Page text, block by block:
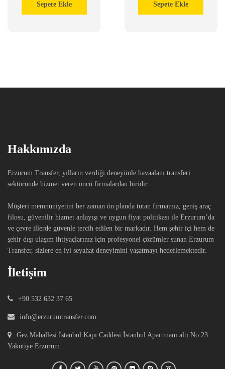
Sepete Ekle Sepete Ekle
Hakkımızda
Erzurum Transfer, yılların verdiği deneyimle havaalanı transferi
sektöründe hizmet veren öncü firmalardan biridir.
Müşteri memnuniyetini her zaman ön planda tutan firmamız, geniş araç
filosu, güvenilir hizmet anlayışı ve uygun fiyat politikası ile Erzurum’da
ve çevre illerde güvenle tercih edilen bir markadır. Hem şehir içi hem de
şehir dışı ulaşım ihtiyaçlarınız için profesyonel çözümler sunan Erzurum
Transfer, sizlere en iyi seyahat deneyimini yaşatmayı hedeflemektedir.
İletişim
+90 532 632 37 65
info@erzurumtransfer.com
Gez Mahallesi İstanbul Kapı Caddesi İstanbul Apartmanı altı No:23
Yakutiye Erzurum